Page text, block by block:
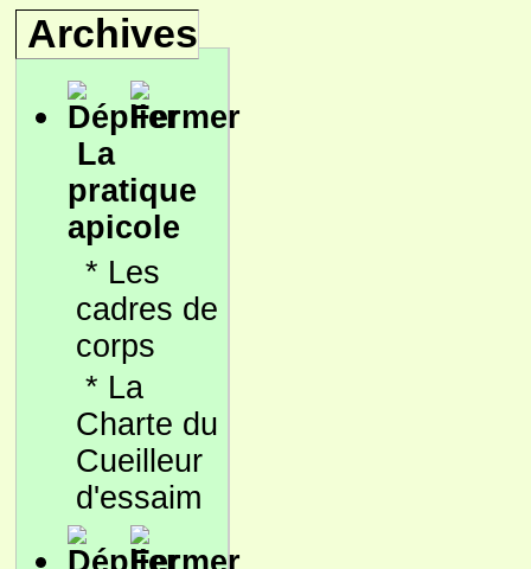
Archives
La
pratique
apicole
* Les
cadres de
corps
* La
Charte du
Cueilleur
d'essaim